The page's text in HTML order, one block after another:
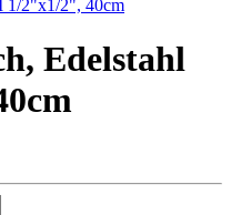
Edelstahl